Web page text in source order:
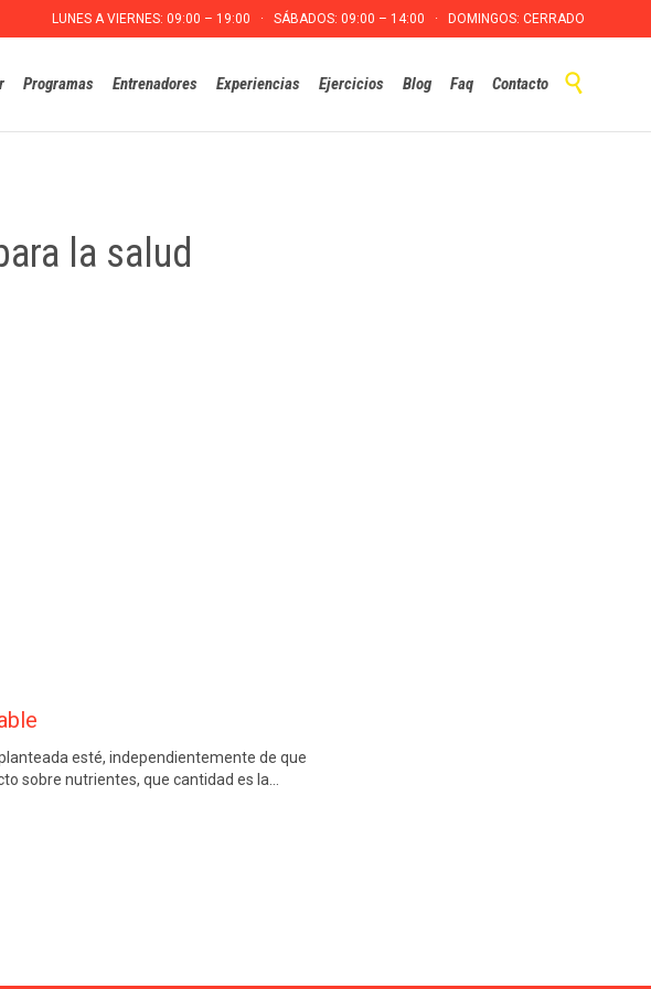
LUNES A VIERNES: 09:00 – 19:00 · SÁBADOS: 09:00 – 14:00 · DOMINGOS: CERRADO
to
Programas Entrenadores Experiencias Ejercicios Blog Faq Contacto 
la salud
esté, independientemente de que
sobre nutrientes, que cantidad es la…